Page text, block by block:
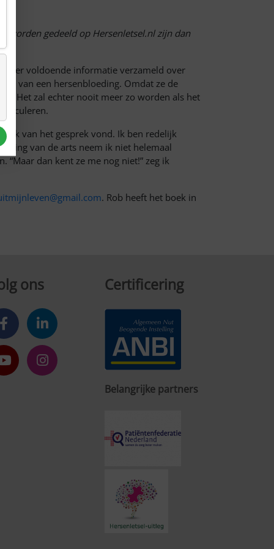
worden gedeeld op Hersenletsel.nl zijn dan
is er voldoende informatie verzameld over
van een hersenbloeding. Omdat ze de
Het zal echter nooit meer zo worden als het
ik van het gesprek vond. Ik ben redelijk
van de arts neem ik niet helemaal
dan kent ze me nog niet!” zeg ik
. Rob heeft het boek in
ons Certificering
Belangrijke partners